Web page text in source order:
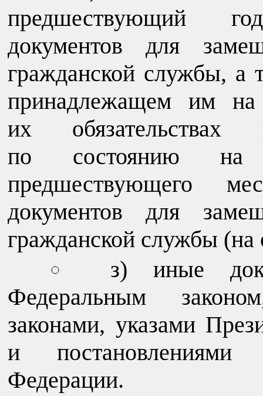
предшествующий
документов для
гражданской службы, а
принадлежащем им на
их обязательствах
по состоянию на
предшествующего
документов для
гражданской службы (на
з) иные
Федеральным
законами, указами
и постановлениями
Федерации.